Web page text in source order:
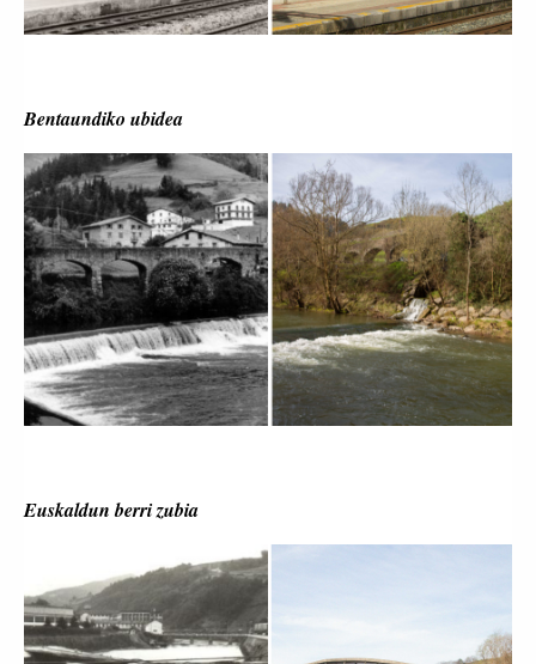
Bentaundiko ubidea
Euskaldun berri zubia